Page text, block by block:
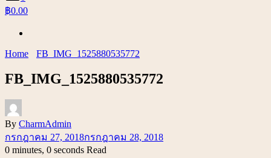
฿0.00
Home FB_IMG_1525880535772
FB_IMG_1525880535772
By CharmAdmin
กรกฎาคม 27, 2018กรกฎาคม 28, 2018
0 minutes, 0 seconds Read